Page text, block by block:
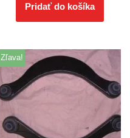
Pridať do košíka
Zľava!